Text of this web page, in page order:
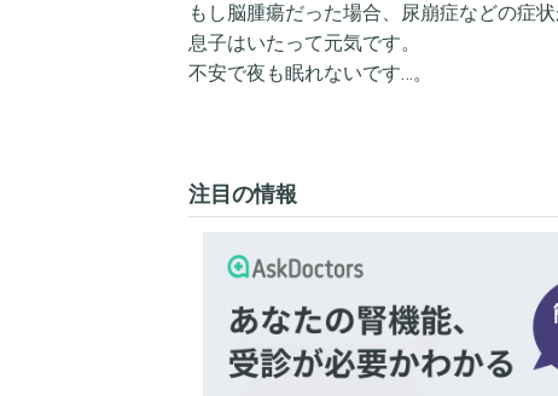
もし脳腫瘍だった場合、尿崩症などの症
息子はいたって元気です。
不安で夜も眠れないです…。
注目の情報